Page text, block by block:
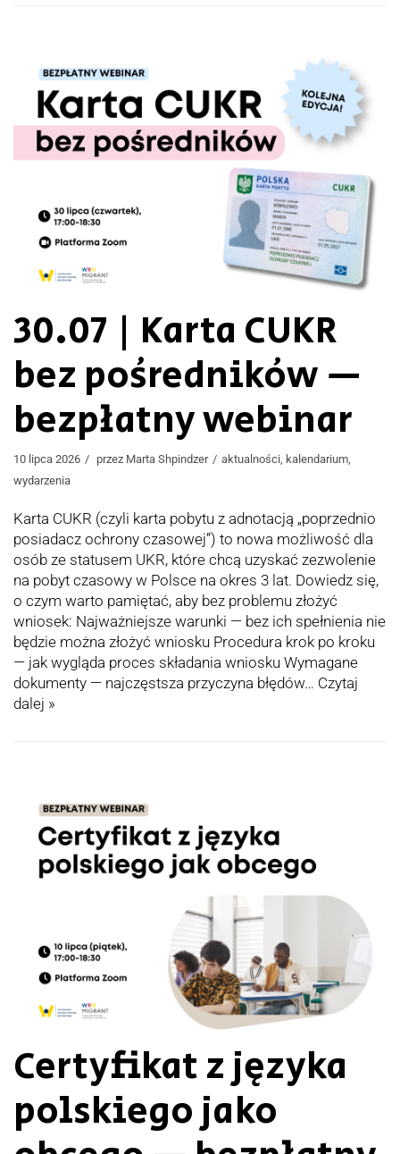
30.07 | Karta CUKR
bez pośredników —
bezpłatny webinar
10 lipca 2026 przez Marta Shpindzer aktualności, kalendarium,
wydarzenia
Karta CUKR (czyli karta pobytu z adnotacją „poprzednio
posiadacz ochrony czasowej”) to nowa możliwość dla
osób ze statusem UKR, które chcą uzyskać zezwolenie
na pobyt czasowy w Polsce na okres 3 lat. Dowiedz się,
o czym warto pamiętać, aby bez problemu złożyć
wniosek: Najważniejsze warunki — bez ich spełnienia nie
będzie można złożyć wniosku Procedura krok po kroku
— jak wygląda proces składania wniosku Wymagane
dokumenty — najczęstsza przyczyna błędów… Czytaj
dalej »
Certyfikat z języka
polskiego jako